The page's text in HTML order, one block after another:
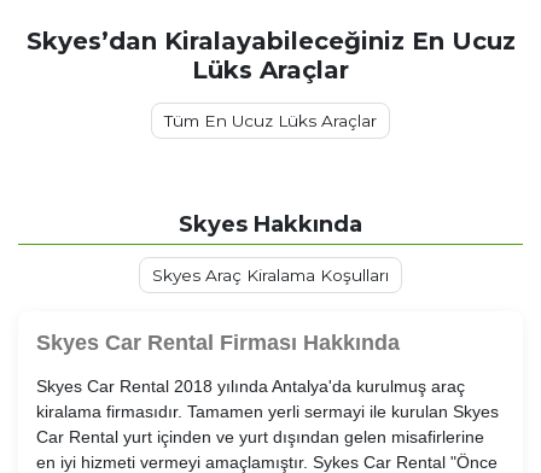
Skyes’dan Kiralayabileceğiniz En Ucuz
Lüks Araçlar
Tüm En Ucuz Lüks Araçlar
Skyes Hakkında
Skyes Araç Kiralama Koşulları
Skyes Car Rental Firması Hakkında
Skyes Car Rental 2018 yılında Antalya'da kurulmuş araç
kiralama firmasıdır. Tamamen yerli sermayi ile kurulan Skyes
Car Rental yurt içinden ve yurt dışından gelen misafirlerine
en iyi hizmeti vermeyi amaçlamıştır. Sykes Car Rental "Önce